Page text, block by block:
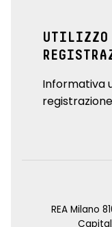
Informativa
REA Milano